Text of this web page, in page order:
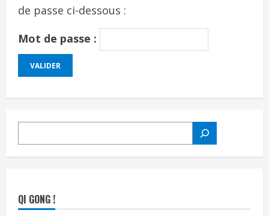
de passe ci-dessous :
Mot de passe :
QI GONG !